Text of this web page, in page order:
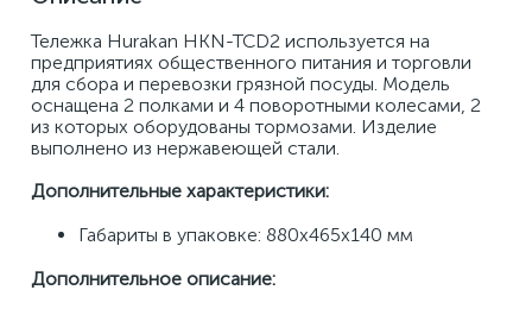
Тележка Hurakan HKN-TCD2 используется на
предприятиях общественного питания и торговли
для сбора и перевозки грязной посуды. Модель
оснащена 2 полками и 4 поворотными колесами, 2
из которых оборудованы тормозами. Изделие
выполнено из нержавеющей стали.
Дополнительные характеристики:
Габариты в упаковке: 880x465x140 мм
Дополнительное описание: